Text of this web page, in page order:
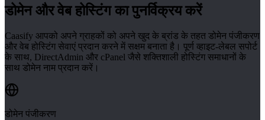
डोमेन और वेब होस्टिंग का पुनर्विक्रय करें
Caasify आपको अपने ग्राहकों को अपने खुद के ब्रांड के तहत डोमेन पंजीकरण
और वेब होस्टिंग सेवाएं प्रदान करने में सक्षम बनाता है। पूर्ण व्हाइट-लेबल सपोर्ट
के साथ, DirectAdmin और cPanel जैसे शक्तिशाली होस्टिंग समाधानों के
साथ डोमेन नाम प्रदान करें।
डोमेन पंजीकरण